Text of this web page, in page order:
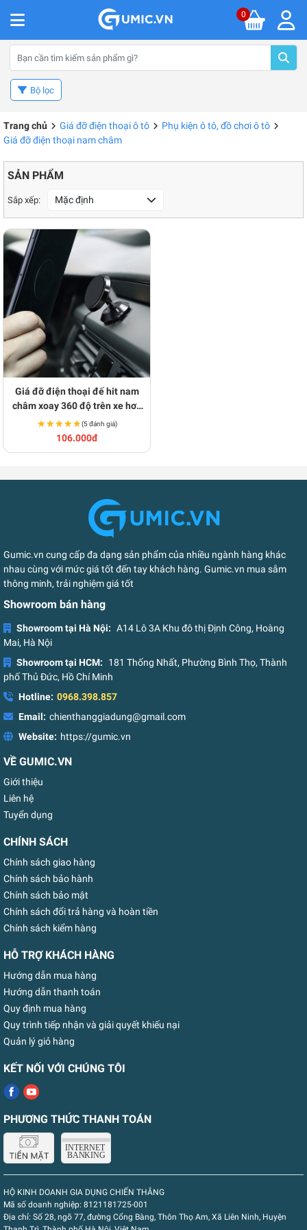
0
Bộ lọc
Trang chủ Giá đỡ điện thoại ô tô
Phụ kiện ô tô, đồ chơi ô tô
Giá đỡ điện thoại nam châm
SẢN PHẨM
Sắp xếp: Mặc định
Giá đỡ điện thoại đế hit nam
châm xoay 360 độ trên xe hơi,
ô tô B278
★★★★★
★★★★★(5 đánh giá)
106.000đ
Gumic.vn cung cấp đa dạng sản phẩm của nhiều ngành hàng khác
nhau cùng với mức giá tốt đến tay khách hàng. Gumic.vn mua sắm
thông minh, trải nghiệm giá tốt
Showroom bán hàng
Showroom tại Hà Nội: A14 Lô 3A Khu đô thị Định Công, Hoàng
Mai, Hà Nội
Showroom tại HCM:
181 Thống Nhất, Phường Bình Thọ, Thành
phố Thủ Đức, Hồ Chí Minh
Hotline: 0968.398.857
Email: chienthanggiadung@gmail.com
Website: https://gumic.vn
VỀ GUMIC.VN
Giới thiệu
Liên hệ
Tuyển dụng
CHÍNH SÁCH
Chính sách giao hàng
Chính sách bảo hành
Chính sách bảo mật
Chính sách đổi trả hàng và hoàn tiền
Chính sách kiểm hàng
HỖ TRỢ KHÁCH HÀNG
Hướng dẫn mua hàng
Hướng dẫn thanh toán
Quy định mua hàng
Quy trình tiếp nhận và giải quyết khiếu nại
Quản lý giỏ hàng
KẾT NỐI VỚI CHÚNG TÔI
PHƯƠNG THỨC THANH TOÁN
HỘ KINH DOANH GIA DỤNG CHIẾN THẮNG
Mã số doanh nghiệp: 8121181725-001
Địa chỉ: Số 28, ngõ 77, đường Cổng Bàng, Thôn Thọ Am, Xã Liên Ninh, Huyện